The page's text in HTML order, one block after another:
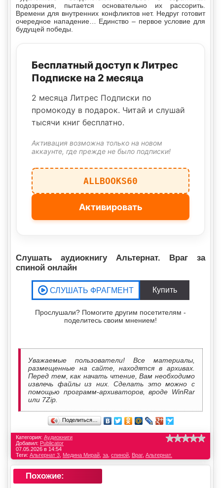
подозрения, пытается основательно их рассорить.
Времени для внутренних конфликтов нет. Недруг готовит
очередное нападение… Единство – первое условие для
будущей победы.
Бесплатный доступ к Литрес
Подписке на 2 месяца
2 месяца Литрес Подписки по
промокоду в подарок. Читай и слушай
тысячи книг бесплатно.
Активация возможна только на новом
аккаунте, где прежде не было подписки!
ALLBOOKS60
Активировать
Слушать аудиокнигу Альтернат. Враг за
спиной онлайн
Прослушали? Помогите другим посетителям -
поделитесь своим мнением!
Уважаемые пользователи! Все материалы,
размещенные на сайте, находятся в архивах.
Перед тем, как начать чтение, Вам необходимо
извлечь файлы из них. Сделать это можно с
помощью программ-архиваторов, вроде WinRar
или 7Zip.
Поделиться…
Категория: Аудиокниги
Добавил: Publicator
07.05.2026 в 14:54
Теги: Альтернат 3 Медина Мирай за спиной Враг, Альтернат.
Похожие: